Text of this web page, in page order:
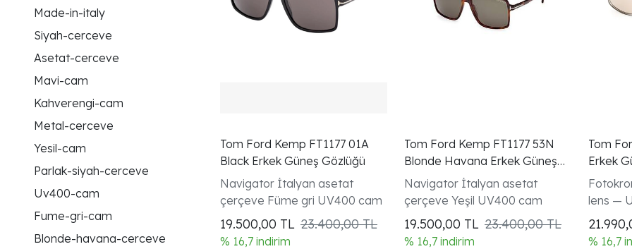
Made-in-italy
Siyah-cerceve
Asetat-cerceve
Mavi-cam
Kahverengi-cam
Metal-cerceve
Yesil-cam
Parlak-siyah-cerceve
Uv400-cam
Fume-gri-cam
Blonde-havana-cerceve
Tom Ford Kemp FT1177 01A
Black Erkek Güneş Gözlüğü
Navigator İtalyan asetat
çerçeve Füme gri UV400 cam
19.500,00 TL 23.400,00 TL
% 16,7 indirim
Tom Ford Kemp FT1177 53N
Blonde Havana Erkek Güneş
Gözlüğü
Navigator İtalyan asetat
çerçeve Yeşil UV400 cam
19.500,00 TL 23.400,00 TL
% 16,7 indirim
Tom
Erkek
lens —
% 16,7